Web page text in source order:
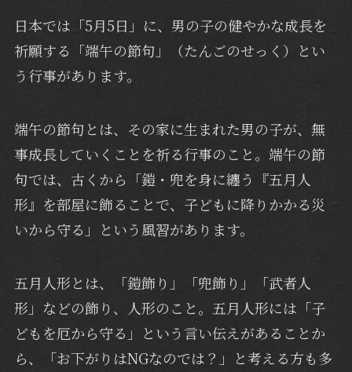
日本では「5月5日」に、男の子の健やかな成長を
祈願する「端午の節句」（たんごのせっく）とい
う行事があります。
端午の節句とは、その家に生まれた男の子が、無
事成長していくことを祈る行事のこと。端午の節
句では、古くから「鎧・兜を身に纏う『五月人
形』を部屋に飾ることで、子どもに降りかかる災
いから守る」という風習があります。
五月人形とは、「鎧飾り」「兜飾り」「武者人
形」などの飾り、人形のこと。五月人形には「子
どもを厄から守る」という言い伝えがあることか
ら、「お下がりはNGなのでは？」と考える方も多